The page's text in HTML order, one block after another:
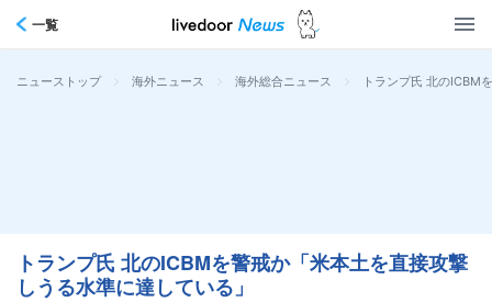
一覧
ニューストップ > 海外ニュース > 海外総合ニュース > トランプ氏 北のICBM
トランプ氏 北のICBMを警戒か「米本土を直接攻撃
しうる水準に達している」